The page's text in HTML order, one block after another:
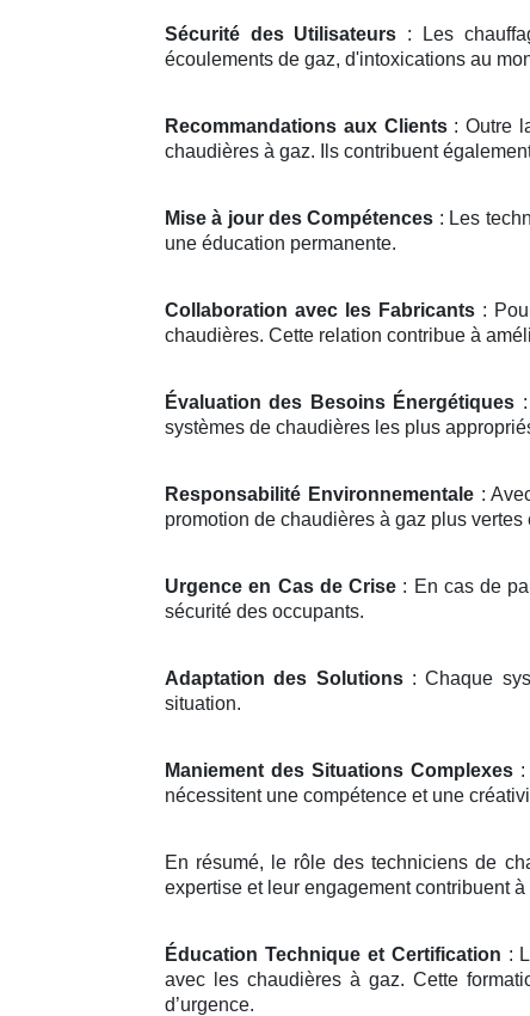
Sécurité des Utilisateurs : Les
écoulements de gaz, d'intoxications au
Recommandations aux Clients: Outre
chaudières à gaz. Ils contribuent
Mise à jour des Compétences : Les
une éducation permanente.
Collaboration avec les Fabricants :
chaudières. Cette relation contribue à
Évaluation des Besoins Énergétiques
systèmes de chaudières les plus
Responsabilité Environnementale:
promotion de chaudières à gaz plus vertes
Urgence en Cas de Crise : En cas de
sécurité des occupants.
Adaptation des Solutions: Chaque
situation.
Maniement des Situations Complexes
nécessitent une compétence et une
En résumé, le rôle des techniciens de
expertise et leur engagement contribuent
Éducation Technique et Certification :
avec les chaudières à gaz. Cette
d’urgence.